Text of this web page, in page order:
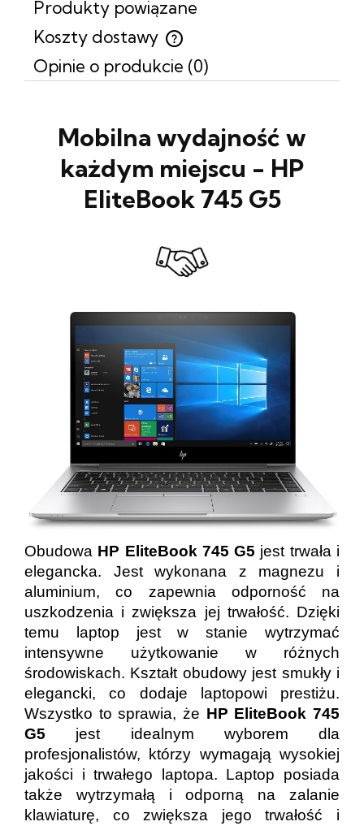
Produkty powiązane
Koszty dostawy
Cena nie zawiera ewentualnych kosztów płatności
Opinie o produkcie (0)
Mobilna wydajność w
każdym miejscu - HP
EliteBook 745 G5
Obudowa HP EliteBook 745 G5 jest trwała i
elegancka. Jest wykonana z magnezu i
aluminium, co zapewnia odporność na
uszkodzenia i zwiększa jej trwałość. Dzięki
temu laptop jest w stanie wytrzymać
intensywne użytkowanie w różnych
środowiskach. Kształt obudowy jest smukły i
elegancki, co dodaje laptopowi prestiżu.
Wszystko to sprawia, że HP EliteBook 745
G5 jest idealnym wyborem dla
profesjonalistów, którzy wymagają wysokiej
jakości i trwałego laptopa. Laptop posiada
także wytrzymałą i odporną na zalanie
klawiaturę, co zwiększa jego trwałość i